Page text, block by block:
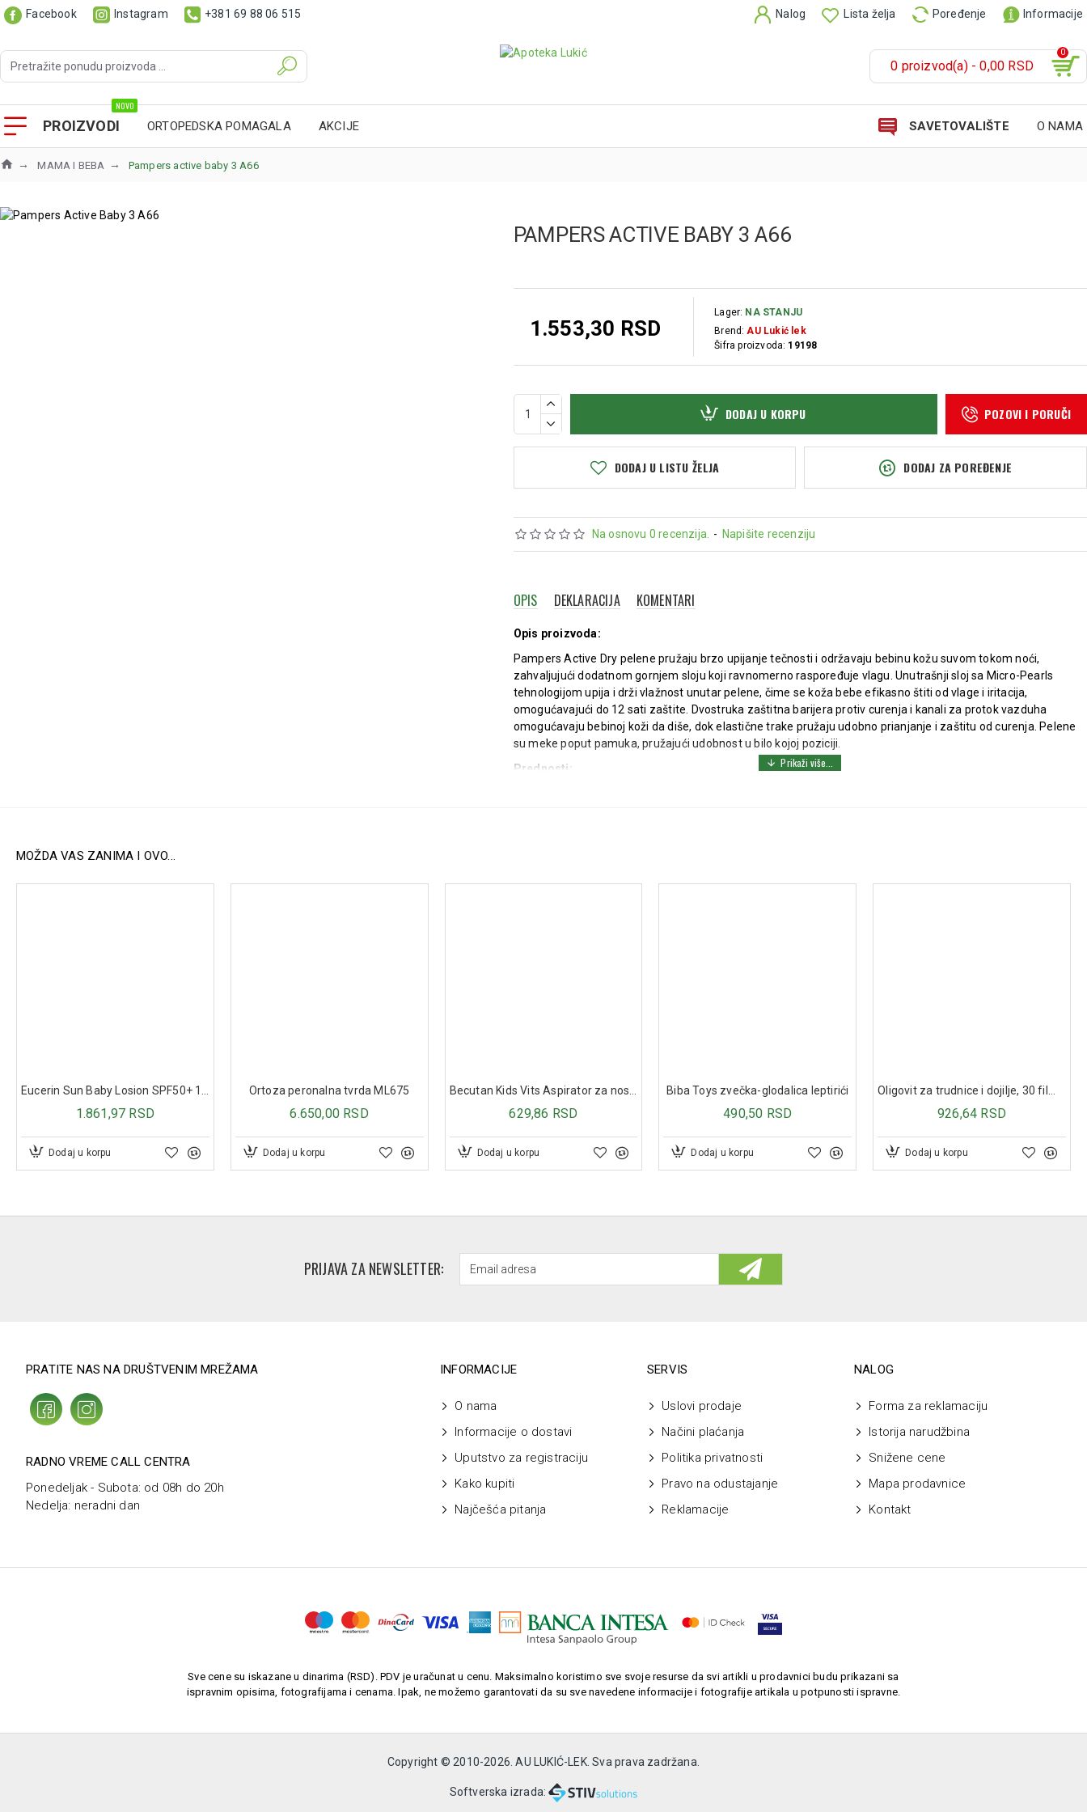
Facebook Instagram +381 69 88 06 515 Nalog Lista želja Poređenje Informacije
0 proizvod(a) - 0,00 RSD
0
PROIZVODI
NOVO
ORTOPEDSKA POMAGALA AKCIJE SAVETOVALIŠTE O NAMA
MAMA I BEBA Pampers active baby 3 A66
PAMPERS ACTIVE BABY 3 A66
Na osnovu 0 recenzija. - Napišite recenziju
1.553,30 RSD
Lager: NA STANJU
Brend: AU Lukić lek
Šifra proizvoda: 19198
DODAJ U KORPU POZOVI I PORUČI
DODAJ U LISTU ŽELJA DODAJ ZA POREĐENJE
OPIS DEKLARACIJA KOMENTARI
Opis proizvoda:
Pampers Active Dry pelene pružaju brzo upijanje tečnosti i održavaju bebinu kožu suvom tokom noći,
zahvaljujući dodatnom gornjem sloju koji ravnomerno raspoređuje vlagu. Unutrašnji sloj sa Micro-Pearls
tehnologijom upija i drži vlažnost unutar pelene, čime se koža bebe efikasno štiti od vlage i iritacija,
omogućavajući do 12 sati zaštite. Dvostruka zaštitna barijera protiv curenja i kanali za protok vazduha
omogućavaju bebinoj koži da diše, dok elastične trake pružaju udobno prianjanje i zaštitu od curenja. Pelene
su meke poput pamuka, pružajući udobnost u bilo kojoj poziciji.
Prednosti:
66 komada
MOŽDA VAS ZANIMA I OVO...
1.861,97 RSD
Dodaj u korpu
Ortoza peronalna tvrda ML675
6.650,00 RSD
Dodaj u korpu
629,86 RSD
Dodaj u korpu
Biba Toys zvečka-glodalica leptirići
490,50 RSD
Dodaj u korpu
926,64 RSD
Dodaj u korpu
PRIJAVA ZA NEWSLETTER:
PRATITE NAS NA DRUŠTVENIM MREŽAMA
RADNO VREME CALL CENTRA
Ponedeljak - Subota: od 08h do 20h
Nedelja: neradni dan
INFORMACIJE
O nama
Informacije o dostavi
Uputstvo za registraciju
Kako kupiti
Najčešća pitanja
SERVIS
Uslovi prodaje
Načini plaćanja
Politika privatnosti
Pravo na odustajanje
Reklamacije
NALOG
Forma za reklamaciju
Istorija narudžbina
Snižene cene
Mapa prodavnice
Kontakt
Sve cene su iskazane u dinarima (RSD). PDV je uračunat u cenu. Maksimalno koristimo sve svoje resurse da svi artikli u prodavnici budu prikazani sa
ispravnim opisima, fotografijama i cenama. Ipak, ne možemo garantovati da su sve navedene informacije i fotografije artikala u potpunosti ispravne.
Copyright © 2010-2026. AU LUKIĆ-LEK. Sva prava zadržana.
Softverska izrada: